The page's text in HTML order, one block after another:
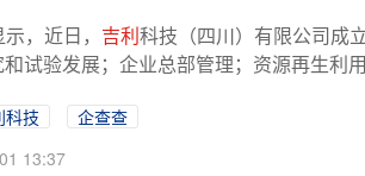
，近日， 吉利科技（四川）有限公司成
试验发展；企业总部管理；资源再生利
科技
企查查
13:37